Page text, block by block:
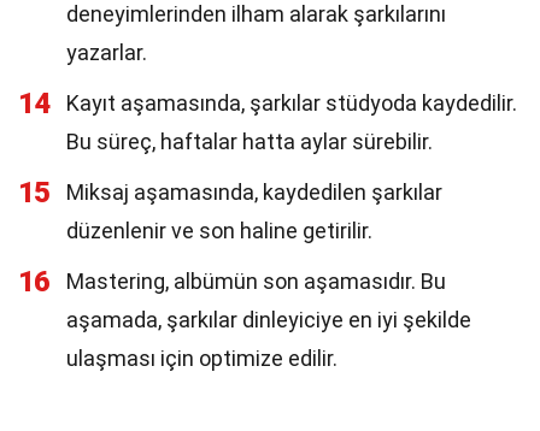
deneyimlerinden ilham alarak şarkılarını
yazarlar.
14
Kayıt aşamasında, şarkılar stüdyoda kaydedilir.
Bu süreç, haftalar hatta aylar sürebilir.
15
Miksaj aşamasında, kaydedilen şarkılar
düzenlenir ve son haline getirilir.
16
Mastering, albümün son aşamasıdır. Bu
aşamada, şarkılar dinleyiciye en iyi şekilde
ulaşması için optimize edilir.